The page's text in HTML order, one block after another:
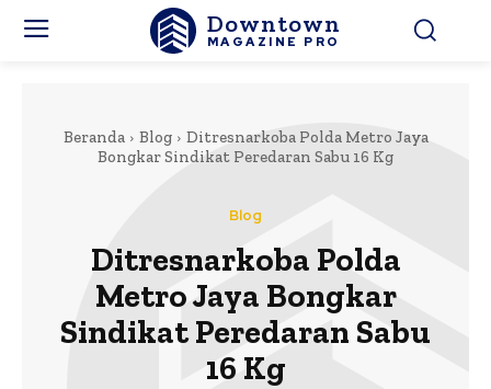
Downtown
MAGAZINE PRO
Beranda Blog
Ditresnarkoba Polda Metro Jaya
Bongkar Sindikat Peredaran Sabu 16 Kg
Blog
Ditresnarkoba Polda
Metro Jaya Bongkar
Sindikat Peredaran Sabu
16 Kg